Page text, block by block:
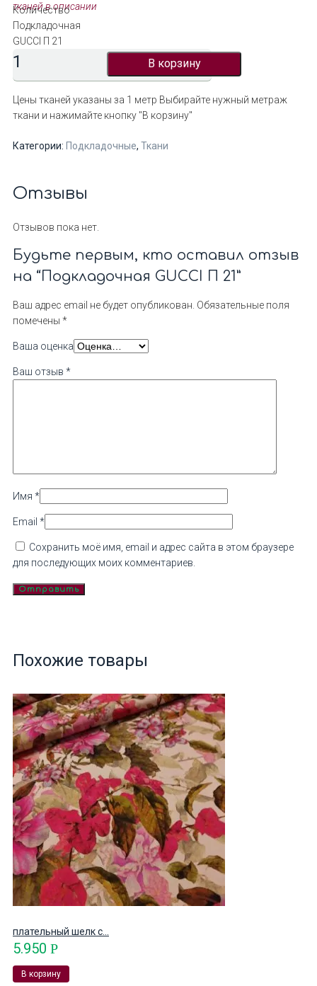
тканей в описании
Количество
Подкладочная
GUCCI П 21
В корзину
Цены тканей указаны за 1 метр Выбирайте нужный метраж
ткани и нажимайте кнопку "В корзину"
Категории: Подкладочные, Ткани
Отзывы
Отзывов пока нет.
Будьте первым, кто оставил отзыв
на “Подкладочная GUCCI П 21”
Ваш адрес email не будет опубликован. Обязательные поля
помечены *
Ваша оценка
Ваш отзыв *
Имя *
Email *
Сохранить моё имя, email и адрес сайта в этом браузере
для последующих моих комментариев.
Похожие товары
плательный шелк с...
5.950 Р
В корзину